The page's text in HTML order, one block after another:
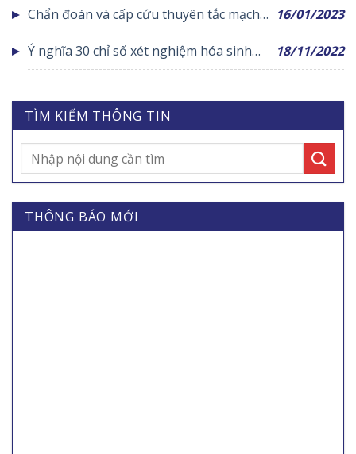
Chẩn đoán và cấp cứu thuyên tắc mạch
phổi
16/01/2023
Ý nghĩa 30 chỉ số xét nghiệm hóa sinh
máu cơ bản nhất
18/11/2022
TÌM KIẾM THÔNG TIN
THÔNG BÁO MỚI